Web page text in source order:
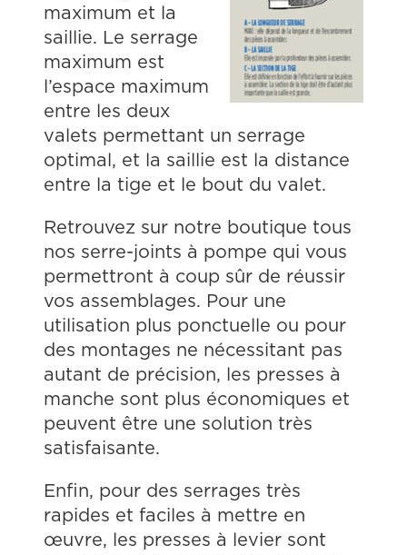
maximum et la
saillie. Le serrage
maximum est
l’espace maximum
entre les deux
valets permettant un serrage
optimal, et la saillie est la distance
entre la tige et le bout du valet.
Retrouvez sur notre boutique tous
nos serre-joints à pompe qui vous
permettront à coup sûr de réussir
vos assemblages. Pour une
utilisation plus ponctuelle ou pour
des montages ne nécessitant pas
autant de précision, les presses à
manche sont plus économiques et
peuvent être une solution très
satisfaisante.
Enfin, pour des serrages très
rapides et faciles à mettre en
œuvre, les presses à levier sont